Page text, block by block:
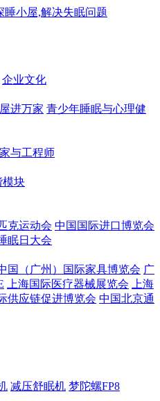
企业文化
进万家 青少年睡眠与心理健
与工程师
模块
克运动会 中国国际进口博览会
眠日大会
国（广州）国际家具博览会 广
上海国际医疗器械展览会
上海
供应链促进博览会 中国北京通
减压舒眠机 梦陀螺FP8